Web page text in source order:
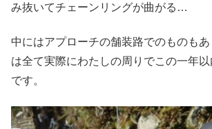
み抜いてチェーンリングが曲がる…
中にはアプローチの舗装路でのものも
は全て実際にわたしの周りでこの一年
です。